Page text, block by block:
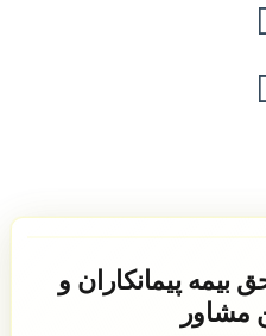
بیمه پیمانکاران و
مشاور